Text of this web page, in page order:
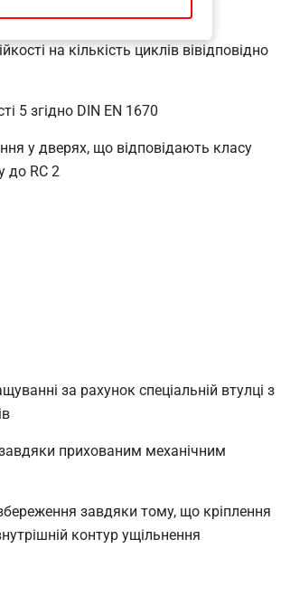
на кількість циклів вівідповідно
5 згідно DIN EN 1670
у дверях, що відповідають класу
до RC 2
за рахунок спеціальній втулці з
прихованим механічним
завдяки тому, що кріплення
контур ущільнення